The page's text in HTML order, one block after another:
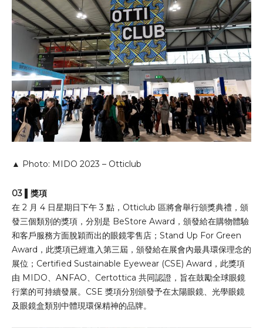
▲ Photo: MIDO 2023 – Otticlub
03 ▌獎項
在 2 月 4 日星期日下午 3 點，Otticlub 區將會舉行頒獎典禮，頒
發三個類別的獎項，分別是 BeStore Award，頒發給在購物體驗
和客戶服務方面脫穎而出的眼鏡零售店；Stand Up For Green
Award，此獎項已經進入第三屆，頒發給在展會內最具環保理念的
展位；Certified Sustainable Eyewear (CSE) Award，此獎項
由 MIDO、ANFAO、Certottica 共同認證，旨在鼓勵全球眼鏡
行業的可持續發展。CSE 獎項分別頒發予在太陽眼鏡、光學眼鏡
及眼鏡盒類別中體現環保精神的品牌。